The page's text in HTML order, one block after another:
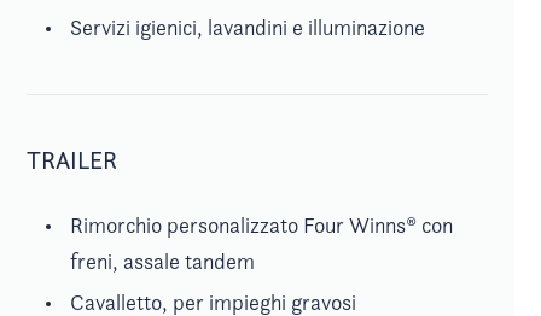
Servizi igienici, lavandini e illuminazione
TRAILER
Rimorchio personalizzato Four Winns® con
freni, assale tandem
Cavalletto, per impieghi gravosi